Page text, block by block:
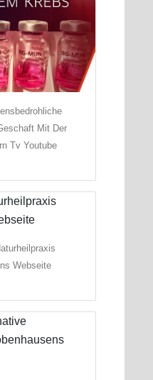
Mit Der
Tv Youtube
Webseite